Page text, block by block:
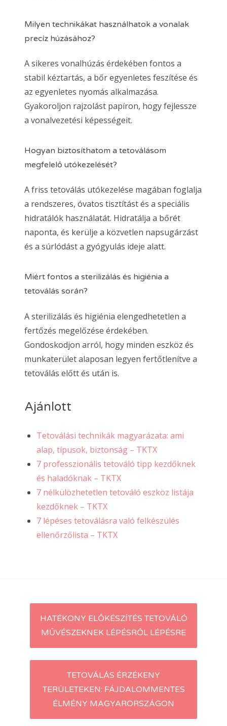
Milyen technikákat használhatok a vonalak
precíz húzásához?
A sikeres vonalhúzás érdekében fontos a
stabil kéztartás, a bőr egyenletes feszítése és
az egyenletes nyomás alkalmazása.
Gyakoroljon rajzolást papíron, hogy fejlessze
a vonalvezetési képességeit.
Hogyan biztosíthatom a tetoválásom
megfelelő utókezelését?
A friss tetoválás utókezelése magában foglalja
a rendszeres, óvatos tisztítást és a speciális
hidratálók használatát. Hidratálja a bőrét
naponta, és kerülje a közvetlen napsugárzást
és a súrlódást a gyógyulás ideje alatt.
Miért fontos a sterilizálás és higiénia a
tetoválás során?
A sterilizálás és higiénia elengedhetetlen a
fertőzés megelőzése érdekében.
Gondoskodjon arról, hogy minden eszköz és
munkaterület alaposan legyen fertőtlenítve a
tetoválás előtt és után is.
Ajánlott
Tetoválási technikák magyarázata: ami
alap, típusok, biztonság – TKTX
7 professzionális tetováló tipp kezdőknek
és haladóknak – TKTX
7 nélkülözhetetlen tetováló eszköz listája
kezdőknek – TKTX
7 lépéses tetoválásra való felkészülés
ellenőrzőlista – TKTX
Post
navigation
HATÉKONY ELŐKÉSZÍTÉS TETOVÁLÓ
MŰVÉSZEKNEK LÉPÉSRŐL LÉPÉSRE
TETOVÁLÁS ÉRZÉKENY
TERÜLETEKEN: FÁJDALOMMENTES
ÉLMÉNY MAGYARORSZÁGON